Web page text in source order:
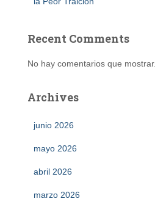
Recent Comments
No hay comentarios que mostrar.
Archives
junio 2026
mayo 2026
abril 2026
marzo 2026